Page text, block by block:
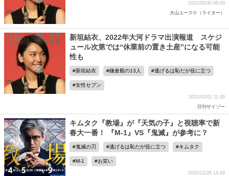
2021/05/30 06:00
大山ユースケ（ライター）
新垣結衣、2022年大河ドラマ出演報道 スケジ
ュール次第では“休業前の置き土産”になる可能
性も
新垣結衣 鎌倉殿の13人 逃げるは恥だが役に立つ
女性セブン
2021/02/01 11:00
日刊サイゾー
キムタク『教場』が『天気の子』と視聴率で新
春大一番！ 『M-1』VS『鬼滅』が参考に？
鬼滅の刃 逃げるは恥だが役に立つ キムタク
M-1 お笑い
2020/12/26 14:00